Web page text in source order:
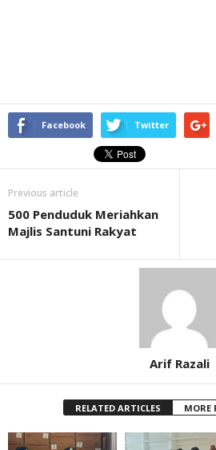
Facebook Twitter
Previous article
500 Penduduk Meriahkan
Majlis Santuni Rakyat
Arif Razali
RELATED ARTICLES MORE